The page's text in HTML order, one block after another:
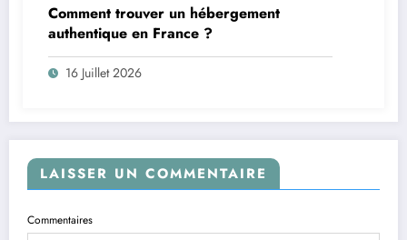
Comment trouver un hébergement
authentique en France ?
16 Juillet 2026
LAISSER UN COMMENTAIRE
Commentaires